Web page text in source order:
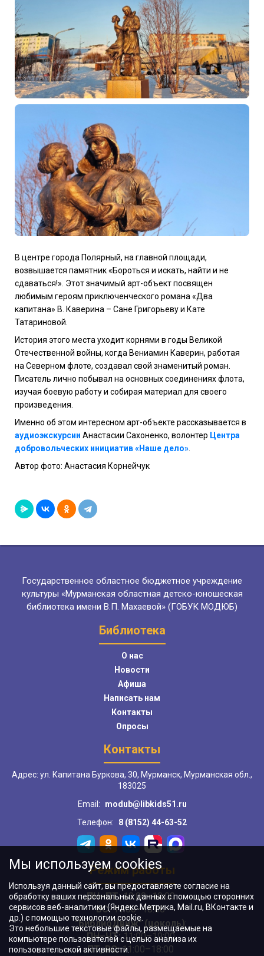
В центре города Полярный, на главной площади,
возвышается памятник «Бороться и искать, найти и не
сдаваться!». Этот значимый арт-объект посвящен
любимым героям приключенческого романа «Два
капитана» В. Каверина – Сане Григорьеву и Кате
Татариновой.
История этого места уходит корнями в годы Великой
Отечественной войны, когда Вениамин Каверин, работая
на Северном флоте, создавал свой знаменитый роман.
Писатель лично побывал на основных соединениях флота,
изучая боевую работу и собирая материал для своего
произведения.
Именно об этом интересном арт-объекте рассказывается в
аудиоэкскурсии Анастасии Сахоненко, волонтер Центра
добровольческих инициатив «Наше дело»
Автор фото: Анастасия Корнейчук
Государственное областное бюджетное учреждение
культуры «Мурманская областная детско-юношеская
библиотека имени В.П. Махаевой» (ГОБУК МОДЮБ)
Библиотека
О нас
Новости
Афиша
Написать нам
Контакты
Опросы
Контакты
Адрес: ул. Капитана Буркова, 30, Мурманск, Мурманская обл.,
183025
Email:
modub@libkids51.ru
Телефон:
8 (8152) 44-63-52
Режим работы
ПН–ПТ:10:00–18:00
ВС:11:00–18:00
"БиблиоДвиж" (цоколь):
ПН–ЧТ:11:00–19:00
ПТ, ВС:11:00–18:00
Мы используем cookies
Используя данный сайт, вы предоставляете согласие на
обработку ваших персональных данных с помощью сторонних
сервисов веб-аналитики (Яндекс.Метрика, Mail.ru, ВКонтакте и
др.) с помощью технологии cookie.
Это небольшие текстовые файлы, размещаемые на
компьютере пользователей с целью анализа их
пользовательской активности.